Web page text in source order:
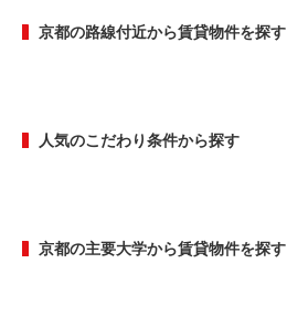
京都の路線付近から賃貸物件を探す
人気のこだわり条件から探す
京都の主要大学から賃貸物件を探す